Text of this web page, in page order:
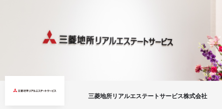
三菱地所リアルエステートサービス株式会社